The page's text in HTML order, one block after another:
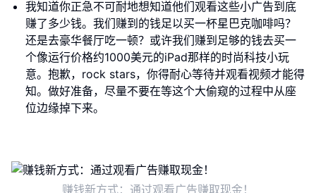
我知道你正急不可耐地想知道他们观看这些小广告到底
赚了多少钱。我们赚到的钱足以买一杯星巴克咖啡吗？
还是去豪华餐厅吃一顿？或许我们赚到足够的钱去买一
个像运行价格约1000美元的iPad那样的时尚科技小玩
意。抱歉，rock stars，你得耐心等待并观看视频才能得
知。做好准备，尽量不要在等这个大偷窥的过程中从座
位边缘掉下来。
赚钱新方式：通过观看广告赚取现金！